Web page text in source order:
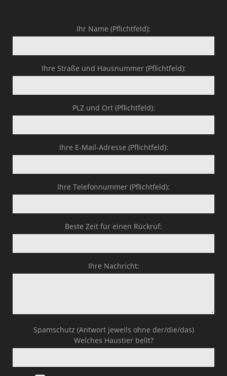
Ihr Name (Pflichtfeld):
Ihre Straße und Hausnummer (Pflichtfeld):
PLZ und Ort (Pflichtfeld):
Ihre E-Mail-Adresse (Pflichtfeld):
Ihre Telefonnummer (Pflichtfeld):
Beste Zeit für einen Rückruf:
Ihre Nachricht:
Spamschutz (Antwort jeweils ohne der/die/das)
Welches Haustier bellt?